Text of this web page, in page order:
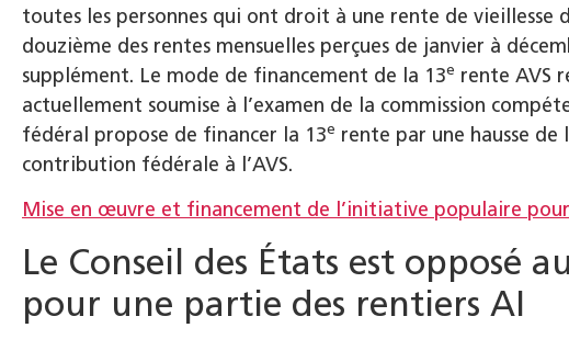
toutes les personnes qui ont droit à une rente de vieillesse
douzième des rentes mensuelles perçues de janvier à
supplément. Le mode de financement de la 13e rente AVS
actuellement soumise à l’examen de la commission
fédéral propose de financer la 13e rente par une hausse
contribution fédérale à l’AVS.
Mise en œuvre et financement de l’initiative populaire
Le Conseil des États est opposé
pour une partie des rentiers AI